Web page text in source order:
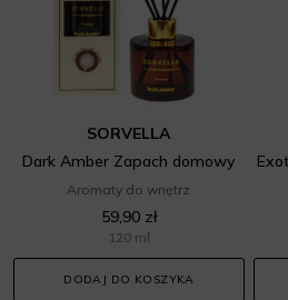
SORVELLA
Dark Amber Zapach domowy
Aromaty do wnętrz
59,90 zł
120 ml
DODAJ DO KOSZYKA